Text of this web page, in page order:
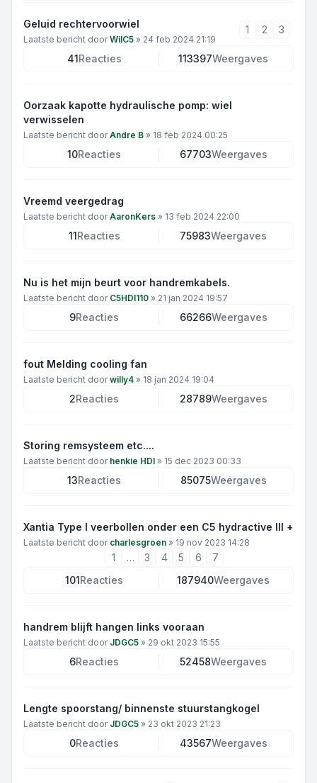
Geluid rechtervoorwiel
Laatste bericht doorWilC5 » 24 feb 2024 21:19
1 2 3
41Reacties 113397Weergaves
Oorzaak kapotte hydraulische pomp: wiel
verwisselen
Laatste bericht doorAndre B » 18 feb 2024 00:25
10Reacties 67703Weergaves
Vreemd veergedrag
Laatste bericht doorAaronKers » 13 feb 2024 22:00
11Reacties 75983Weergaves
Nu is het mijn beurt voor handremkabels.
Laatste bericht door C5HDI110 » 21 jan 2024 19:57
9Reacties 66266Weergaves
fout Melding cooling fan
Laatste bericht doorwilly4 » 18 jan 2024 19:04
2Reacties 28789Weergaves
Storing remsysteem etc....
Laatste bericht door henkie HDI » 15 dec 2023 00:33
13Reacties 85075Weergaves
Xantia Type I veerbollen onder een C5 hydractive III +
Laatste bericht door charlesgroen » 19 nov 2023 14:28
1 … 3 4 5 6
7
101Reacties 187940Weergaves
handrem blijft hangen links vooraan
Laatste bericht door JDGC5 » 29 okt 2023 15:55
6Reacties 52458Weergaves
Lengte spoorstang/ binnenste stuurstangkogel
Laatste bericht door JDGC5 » 23 okt 2023 21:23
0Reacties 43567Weergaves